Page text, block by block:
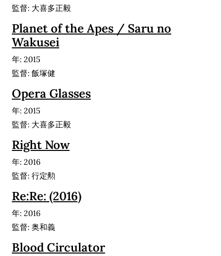
監督: 大喜多正毅
Planet of the Apes / Saru no
Wakusei
年: 2015
監督: 飯塚健
Opera Glasses
年: 2015
監督: 大喜多正毅
Right Now
年: 2016
監督: 行定勲
Re:Re: (2016)
年: 2016
監督: 奥和義
Blood Circulator